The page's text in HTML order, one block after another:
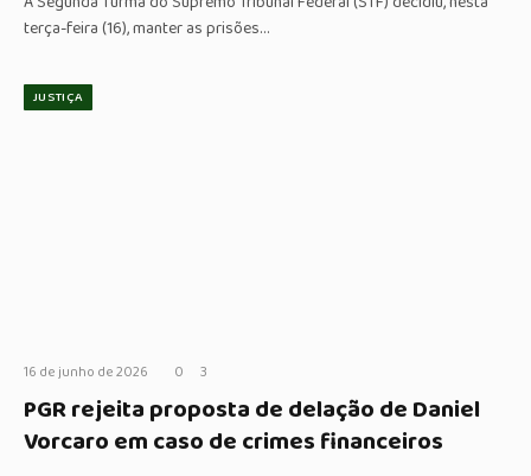
terça-feira (16), manter as prisões…
JUSTIÇA
16 de junho de 2026 0 3
PGR rejeita proposta de delação de Daniel
Vorcaro em caso de crimes financeiros